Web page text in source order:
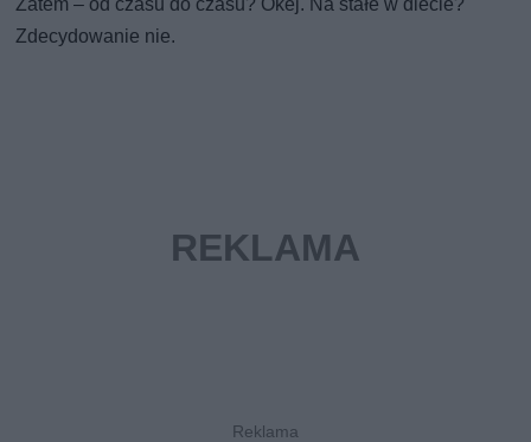
Zatem – od czasu do czasu? Okej. Na stałe w diecie?
Zdecydowanie nie.